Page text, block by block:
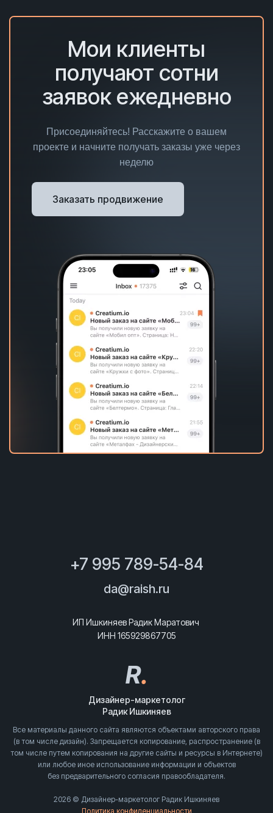
Мои клиенты
получают сотни
заявок ежедневно
Присоединяйтесь! Расскажите о вашем
проекте и начните получать заказы уже через
неделю
Заказать продвижение
+7 995 789-54-84
da@raish.ru
ИП Ишкиняев Радик Маратович
ИНН 165929867705
R.
Дизайнер-маркетолог
Радик Ишкиняев
Все материалы данного сайта являются объектами авторского права
(в том числе дизайн). Запрещается копирование, распространение (в
том числе путем копирования на другие сайты и ресурсы в Интернете)
или любое иное использование информации и объектов
без предварительного согласия правообладателя.
2026 © Дизайнер-маркетолог Радик Ишкиняев
Политика конфиденциальности